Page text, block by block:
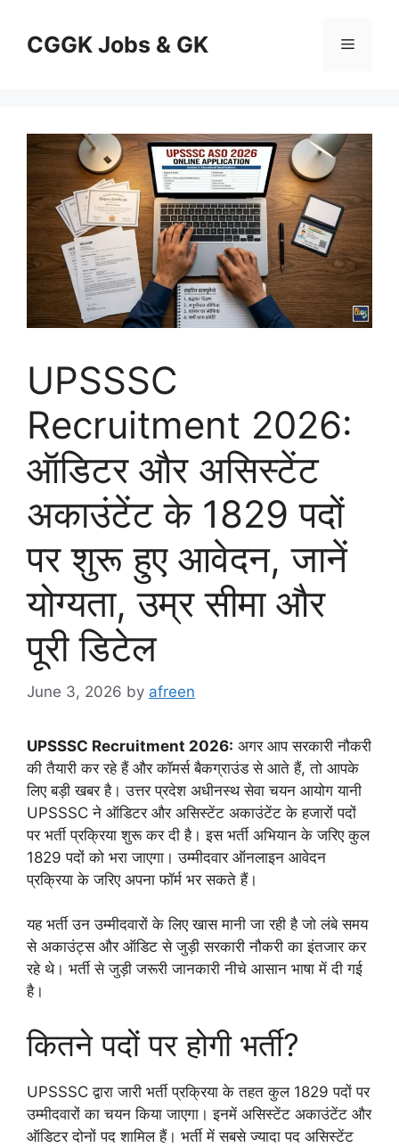
contentCGGK Jobs & GK Menu
UPSSSC
Recruitment 2026:
ऑडिटर और असिस्टेंट
अकाउंटेंट के 1829 पदों
पर शुरू हुए आवेदन, जानें
योग्यता, उम्र सीमा और
पूरी डिटेल
June 3, 2026 by afreen
UPSSSC Recruitment 2026: अगर आप सरकारी नौकरी
की तैयारी कर रहे हैं और कॉमर्स बैकग्राउंड से आते हैं, तो आपके
लिए बड़ी खबर है। उत्तर प्रदेश अधीनस्थ सेवा चयन आयोग यानी
UPSSSC ने ऑडिटर और असिस्टेंट अकाउंटेंट के हजारों पदों
पर भर्ती प्रक्रिया शुरू कर दी है। इस भर्ती अभियान के जरिए कुल
1829 पदों को भरा जाएगा। उम्मीदवार ऑनलाइन आवेदन
प्रक्रिया के जरिए अपना फॉर्म भर सकते हैं।
यह भर्ती उन उम्मीदवारों के लिए खास मानी जा रही है जो लंबे समय
से अकाउंट्स और ऑडिट से जुड़ी सरकारी नौकरी का इंतजार कर
रहे थे। भर्ती से जुड़ी जरूरी जानकारी नीचे आसान भाषा में दी गई
है।
कितने पदों पर होगी भर्ती?
UPSSSC द्वारा जारी भर्ती प्रक्रिया के तहत कुल 1829 पदों पर
उम्मीदवारों का चयन किया जाएगा। इनमें असिस्टेंट अकाउंटेंट और
ऑडिटर दोनों पद शामिल हैं। भर्ती में सबसे ज्यादा पद असिस्टेंट